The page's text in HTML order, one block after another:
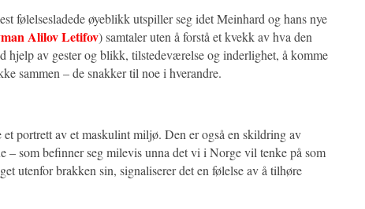
følelsesladede øyeblikk utspiller seg idet Meinhard og hans nye
Alilov Letifov) samtaler uten å forstå et kvekk av hva den
hjelp av gester og blikk, tilstedeværelse og inderlighet, å komme
sammen – de snakker til noe i hverandre.
portrett av et maskulint miljø. Den er også en skildring av
– som befinner seg milevis unna det vi i Norge vil tenke på som
utenfor brakken sin, signaliserer det en følelse av å tilhøre